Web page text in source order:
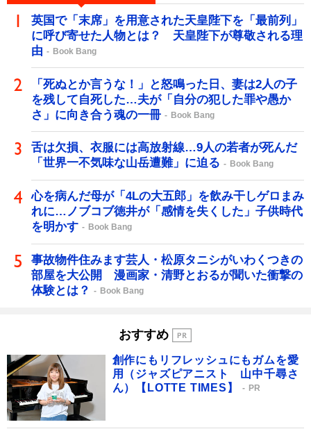
英国で「末席」を用意された天皇陛下を「最前列」
に呼び寄せた人物とは？ 天皇陛下が尊敬される理
由
Book Bang
「死ぬとか言うな！」と怒鳴った日、妻は2人の子
を残して自死した…夫が「自分の犯した罪や愚か
さ」に向き合う魂の一冊
Book Bang
舌は欠損、衣服には高放射線…9人の若者が死んだ
「世界一不気味な山岳遭難」に迫る
Book Bang
心を病んだ母が「4Lの大五郎」を飲み干しゲロまみ
れに…ノブコブ徳井が「感情を失くした」子供時代
を明かす
Book Bang
事故物件住みます芸人・松原タニシがいわくつきの
部屋を大公開 漫画家・清野とおるが聞いた衝撃の
体験とは？
Book Bang
おすすめ
創作にもリフレッシュにもガムを愛
用（ジャズピアニスト 山中千尋さ
ん）【LOTTE TIMES】
PR